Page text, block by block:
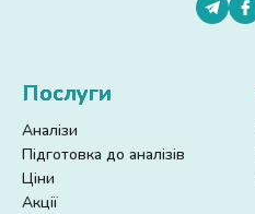
Послуги
Аналізи
Підготовка до аналізів
Ціни
Акції